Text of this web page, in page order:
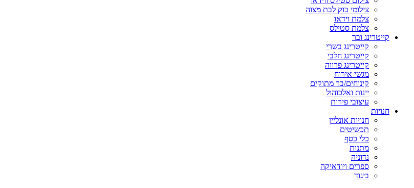
צילומי בוק לבת מצוה
צלמת וידאו
צלמת סטילס
קייטרינג ובר
קייטרינג בשרי
קייטרינג חלבי
קייטרינג פרווה
מגשי אירוח
קינוחים/בר מתוקים
יינות ואלכוהול
עיצובי פירות
חנויות
חנויות אונליין
תכשיטים
כלי כסף
מתנות
נדוניה
ספרים ויודאיקה
ביגוד